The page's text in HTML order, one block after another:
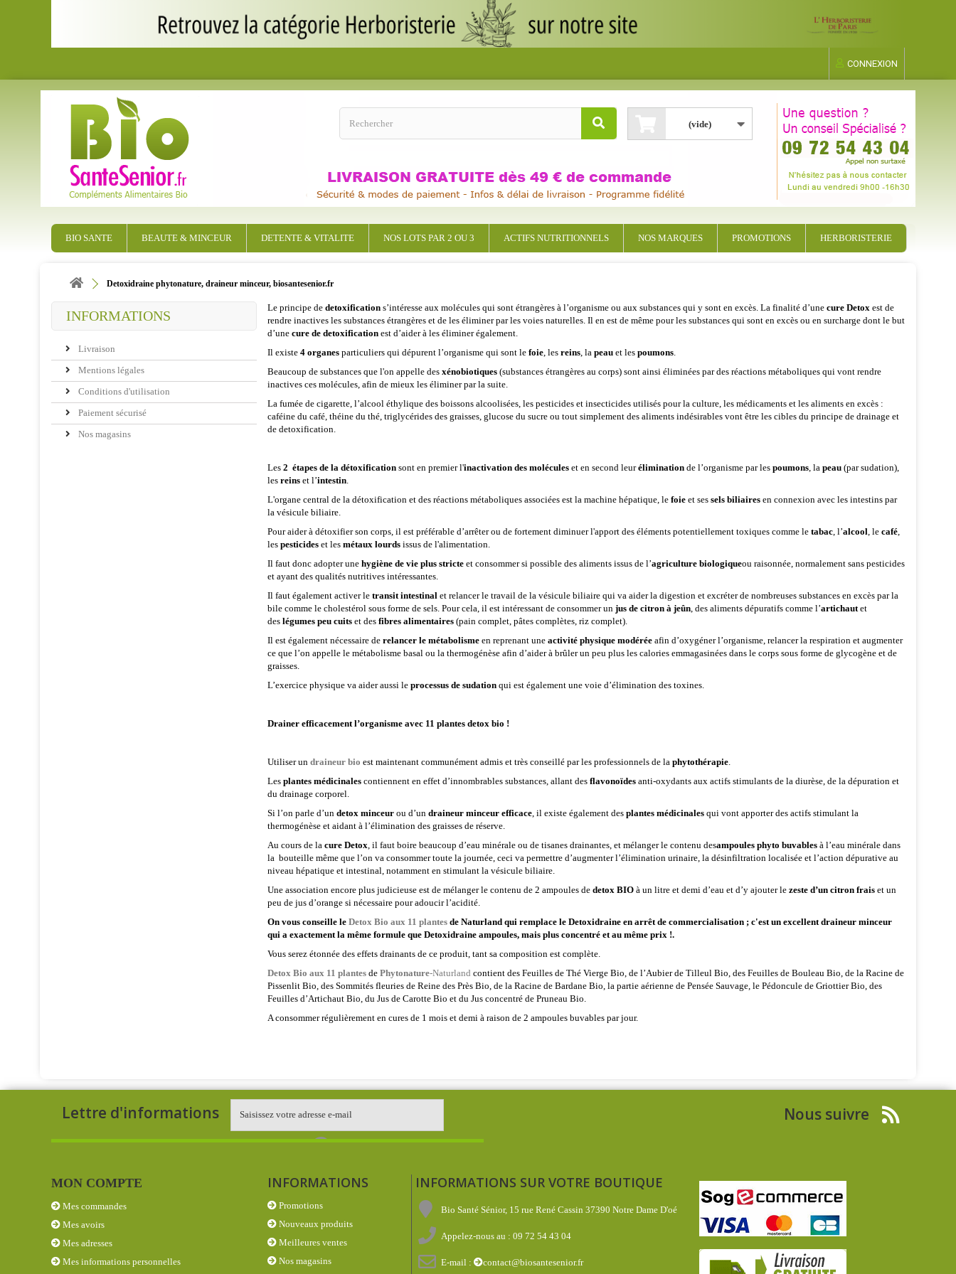
CONNEXION
(vide)
BIO SANTE BEAUTE & MINCEUR DETENTE & VITALITE NOS LOTS PAR 2 OU 3 ACTIFS NUTRITIONNELS NOS MARQUES PROMOTIONS HERBORISTERIE
Detoxidraine phytonature, draineur minceur, biosantesenior.fr
INFORMATIONS
Livraison
Mentions légales
Conditions d'utilisation
Paiement sécurisé
Nos magasins
Le principe de detoxifications’intéresse aux molécules qui sont étrangères à l’organisme ou aux substances qui y sont en excès. La finalité d’une cure Detox est de
rendre inactives les substances étrangères et de les éliminer par les voies naturelles. Il en est de même pour les substances qui sont en excès ou en surcharge dont le but
d’une cure de detoxificationest d’aider à les éliminer également.
Il existe 4 organesparticuliers qui dépurent l’organisme qui sont le foie, les reins, la peauet les poumons.
Beaucoup de substances que l'on appelle des xénobiotiques(substances étrangères au corps) sont ainsi éliminées par des réactions métaboliques qui vont rendre
inactives ces molécules, afin de mieux les éliminer par la suite.
La fumée de cigarette, l’alcool éthylique des boissons alcoolisées, les pesticides et insecticides utilisés pour la culture, les médicaments et les aliments en excès :
caféine du café, théine du thé, triglycérides des graisses, glucose du sucre ou tout simplement des aliments indésirables vont être les cibles du principe de drainage et
de detoxification.
Les 2 étapes de la détoxificationsont en premier l'inactivation des moléculeset en second leuréliminationde l’organisme par les poumons, la peau(par sudation),
les reinset l’intestin.
L'organe central de la détoxification et des réactions métaboliques associées est la machine hépatique, le foie et ses sels biliairesen connexion avec les intestins par
la vésicule biliaire.
Pour aider à détoxifier son corps, il est préférable d’arrêter ou de fortement diminuer l'apport des éléments potentiellement toxiques comme le tabac, l’alcool , le café,
les pesticideset les métaux lourdsissus de l'alimentation.
Il faut donc adopter une hygiène de vie plus stricte et consommer si possible des aliments issus de l’agriculture biologiqueou raisonnée, normalement sans pesticides
et ayant des qualités nutritives intéressantes.
Il faut également activer le transit intestinal et relancer le travail de la vésicule biliaire qui va aider la digestion et excréter de nombreuses substances en excès par la
bile comme le cholestérol sous forme de sels. Pour cela, il est intéressant de consommer un jus de citron à jeûn, des aliments dépuratifs comme l’artichaut et
des légumes peu cuitset des fibres alimentaires(pain complet, pâtes complètes, riz complet).
Il est également nécessaire de relancer le métabolismeen reprenant une activité physique modéréeafin d’oxygéner l’organisme, relancer la respiration et augmenter
ce que l’on appelle le métabolisme basal ou la thermogénèse afin d’aider à brûler un peu plus les calories emmagasinées dans le corps sous forme de glycogène et de
graisses.
L’exercice physique va aider aussi le processus de sudationqui est également une voie d’élimination des toxines.
Drainer efficacement l’organisme avec 11 plantes detox bio !
Utiliser un draineur bio est maintenant communément admis et très conseillé par les professionnels de la phytothérapie.
Les plantes médicinalescontiennent en effet d’innombrables substances, allant des flavonoïdesanti-oxydants aux actifs stimulants de la diurèse, de la dépuration et
du drainage corporel.
Si l’on parle d’un detox minceurou d’un draineur minceur efficace, il existe également des plantes médicinalesqui vont apporter des actifs stimulant la
thermogénèse et aidant à l’élimination des graisses de réserve.
Au cours de la cure Detox , il faut boire beaucoup d’eau minérale ou de tisanes drainantes, et mélanger le contenu desampoules phyto buvablesà l’eau minérale dans
la bouteille même que l’on va consommer toute la journée, ceci va permettre d’augmenter l’élimination urinaire, la désinfiltration localisée et l’action dépurative au
niveau hépatique et intestinal, notamment en stimulant la vésicule biliaire.
Une association encore plus judicieuse est de mélanger le contenu de 2 ampoules de detox BIOà un litre et demi d’eau et d’y ajouter le zeste d’un citron fraiset un
peu de jus d’orange si nécessaire pour adoucir l’acidité.
On vous conseille le Detox Bio aux 11 plantesde Naturland qui remplace le Detoxidraine en arrêt de commercialisation ; c'est un excellent draineur minceur
qui a exactement la même formule que Detoxidraine ampoules, mais plus concentré et au même prix !.
Vous serez étonnée des effets drainants de ce produit, tant sa composition est complète.
Detox Bio aux 11 plantesde Phytonature-Naturland contient des Feuilles de Thé Vierge Bio, de l’Aubier de Tilleul Bio, des Feuilles de Bouleau Bio, de la Racine de
Pissenlit Bio, des Sommités fleuries de Reine des Près Bio, de la Racine de Bardane Bio, la partie aérienne de Pensée Sauvage, le Pédoncule de Griottier Bio, des
Feuilles d’Artichaut Bio, du Jus de Carotte Bio et du Jus concentré de Pruneau Bio.
A consommer régulièrement en cures de 1 mois et demi à raison de 2 ampoules buvables par jour.
Lettre d'informations Nous suivre
MON COMPTE
Mes commandes
Mes avoirs
Mes adresses
Mes informations personnelles
INFORMATIONS
Promotions
Nouveaux produits
Meilleures ventes
Nos magasins
INFORMATIONS SUR VOTRE BOUTIQUE
Bio Santé Sénior, 15 rue René Cassin 37390 Notre Dame D'oé
Appelez-nous au :09 72 54 43 04
E-mail : contact@biosantesenior.fr